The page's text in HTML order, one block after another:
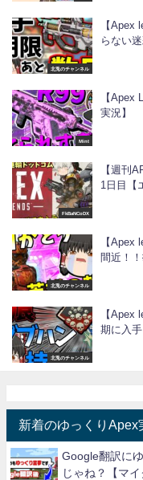
北兎のチャンネル
【Apex
らない
Mint
【Apex
実況】
FkBaNCoDX
【週刊
1日目【
北兎のチャンネル
【Apex
間近！
北兎のチャンネル
【Apex
期に入
新着のゆっくりApex
Google翻訳に
じゃね？【マイ